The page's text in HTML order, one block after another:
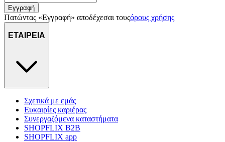
Εγγραφή
Πατώντας «Εγγραφή» αποδέχεσαι τουςόρους χρήσης
ΕΤΑΙΡΕΙΑ
Σχετικά με εμάς
Ευκαιρίες καριέρας
Συνεργαζόμενα καταστήματα
SHOPFLIX B2B
SHOPFLIX app